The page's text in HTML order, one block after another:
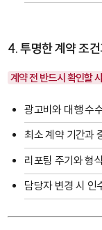
4. 투명한 계약 조
계약 전 반드시 확인할
광고비와 대행 수
최소 계약 기간과
리포팅 주기와 형
담당자 변경 시 인